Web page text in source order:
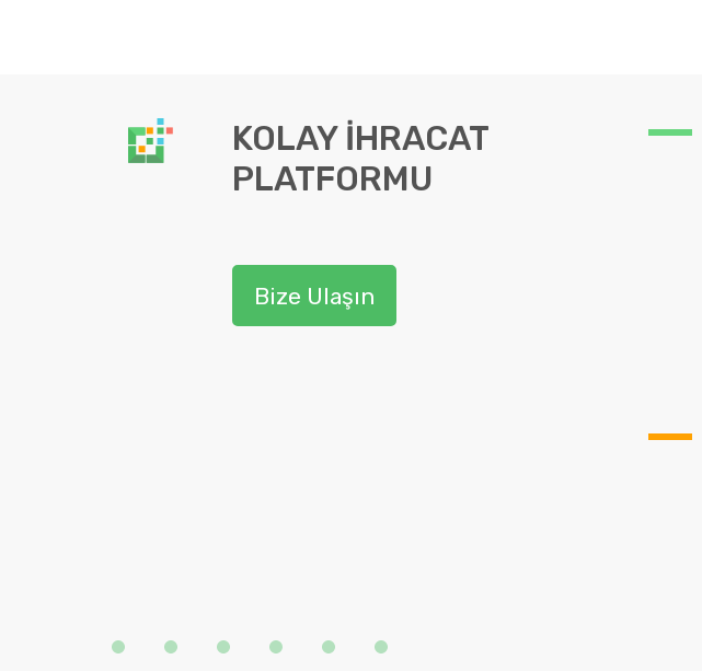
KOLAY İHRACAT
PLATFORMU
Bize Ulaşın